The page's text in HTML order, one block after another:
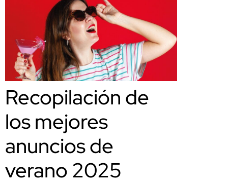
Recopilación de
los mejores
anuncios de
verano 2025